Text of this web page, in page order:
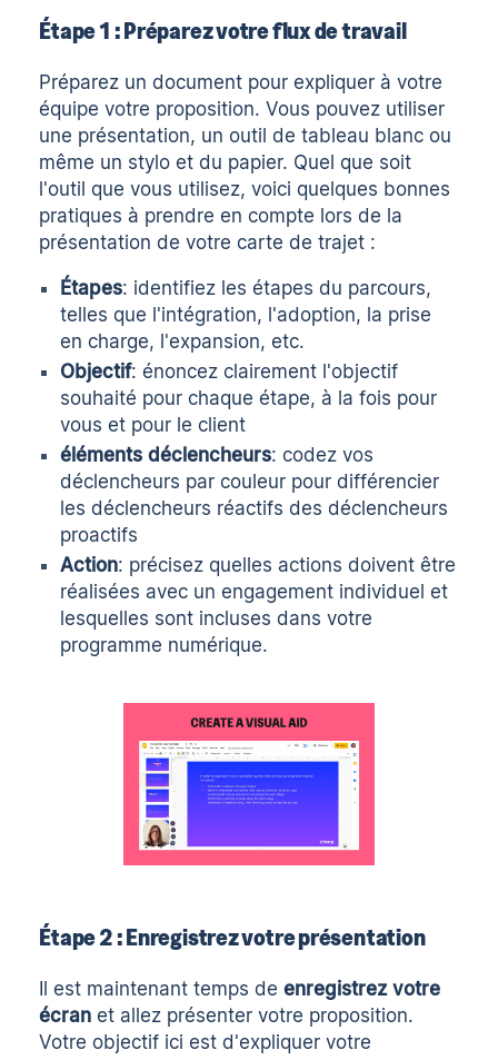
Étape 1 : Préparez votre flux de travail
Préparez un document pour expliquer à votre
équipe votre proposition. Vous pouvez utiliser
une présentation, un outil de tableau blanc ou
même un stylo et du papier. Quel que soit
l'outil que vous utilisez, voici quelques bonnes
pratiques à prendre en compte lors de la
présentation de votre carte de trajet :
Étapes: identifiez les étapes du parcours,
telles que l'intégration, l'adoption, la prise
en charge, l'expansion, etc.
Objectif: énoncez clairement l'objectif
souhaité pour chaque étape, à la fois pour
vous et pour le client
éléments déclencheurs: codez vos
déclencheurs par couleur pour différencier
les déclencheurs réactifs des déclencheurs
proactifs
Action: précisez quelles actions doivent être
réalisées avec un engagement individuel et
lesquelles sont incluses dans votre
programme numérique.
Étape 2 : Enregistrez votre présentation
Il est maintenant temps deenregistrez votre
écran et allez présenter votre proposition.
Votre objectif ici est d'expliquer votre